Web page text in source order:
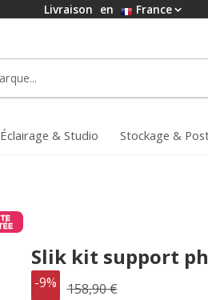
Livraison en France
Éclairage & Studio Stockage &
Slik kit support
-9% 158,90 €